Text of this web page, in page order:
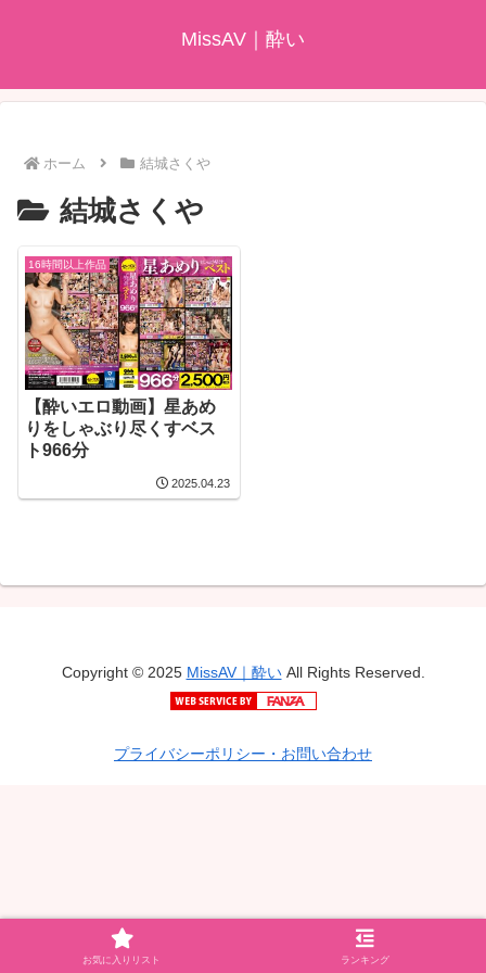
MissAV｜酔い
ホーム 結城さくや
結城さくや
16時間以上作品
【酔いエロ動画】星あめ
りをしゃぶり尽くすベス
ト966分
2025.04.23
Copyright © 2025 MissAV｜酔いAll Rights Reserved.
プライバシーポリシー・お問い合わせ
お気に入りリスト ランキング